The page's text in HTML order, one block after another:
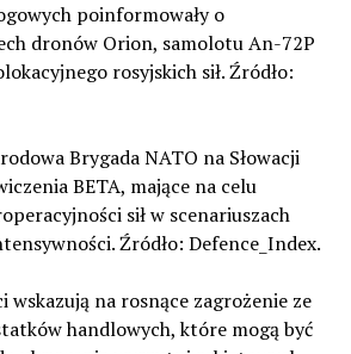
poinformowały o
dronów Orion, samolotu An-72P
rosyjskich sił. Źródło:
Brygada NATO na Słowacji
BETA, mające na celu
sił w scenariuszach
Źródło: Defence_Index.
wskazują na rosnące zagrożenie ze
handlowych, które mogą być